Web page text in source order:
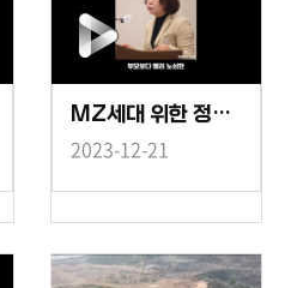
MZ세대 위한 정책 마련 필요-최연숙의원 5분 자유발언 쇼츠
2023-12-21